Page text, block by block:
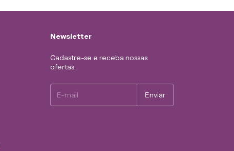
Newsletter
Cadastre-se e receba nossas
ofertas.